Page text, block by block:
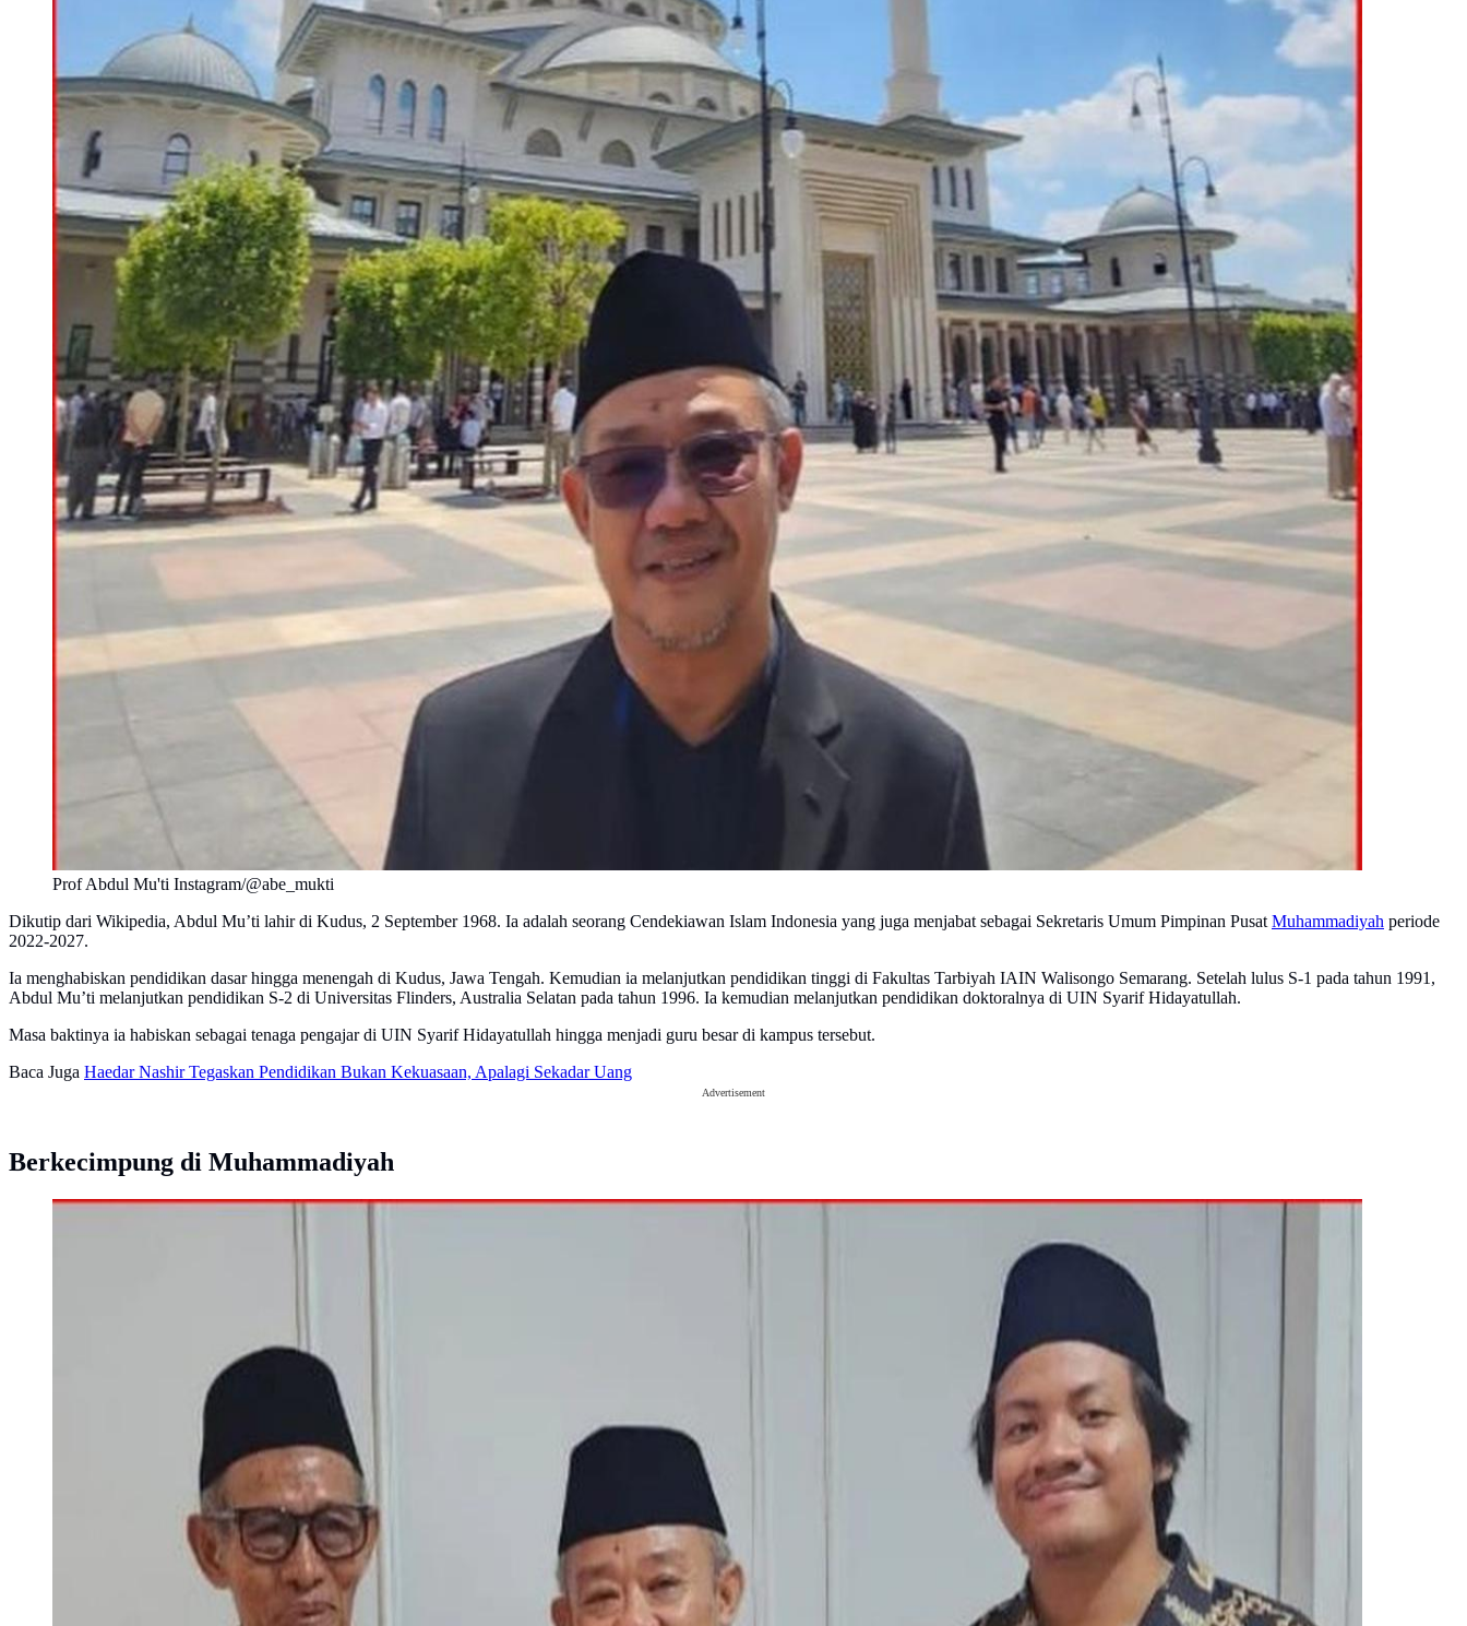
Prof Abdul Mu'ti Instagram/@abe_mukti
Dikutip dari Wikipedia, Abdul Mu’ti lahir di Kudus, 2 September 1968. Ia adalah seorang Cendekiawan Islam Indonesia yang juga menjabat sebagai Sekretaris Umum Pimpinan Pusat Muhammadiyah periode
2022-2027.
Ia menghabiskan pendidikan dasar hingga menengah di Kudus, Jawa Tengah. Kemudian ia melanjutkan pendidikan tinggi di Fakultas Tarbiyah IAIN Walisongo Semarang. Setelah lulus S-1 pada tahun 1991,
Abdul Mu’ti melanjutkan pendidikan S-2 di Universitas Flinders, Australia Selatan pada tahun 1996. Ia kemudian melanjutkan pendidikan doktoralnya di UIN Syarif Hidayatullah.
Masa baktinya ia habiskan sebagai tenaga pengajar di UIN Syarif Hidayatullah hingga menjadi guru besar di kampus tersebut.
Baca Juga Haedar Nashir Tegaskan Pendidikan Bukan Kekuasaan, Apalagi Sekadar Uang
Advertisement
Berkecimpung di Muhammadiyah